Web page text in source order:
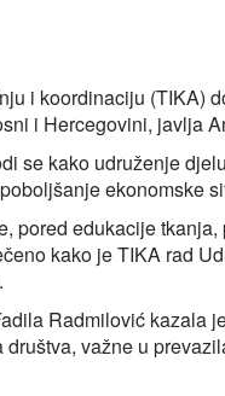
i koordinaciju (TIKA)
i Hercegovini, javlja
se kako udruženje
ekonomske
pored edukacije
kako je TIKA rad
Radmilović kazala
važne u